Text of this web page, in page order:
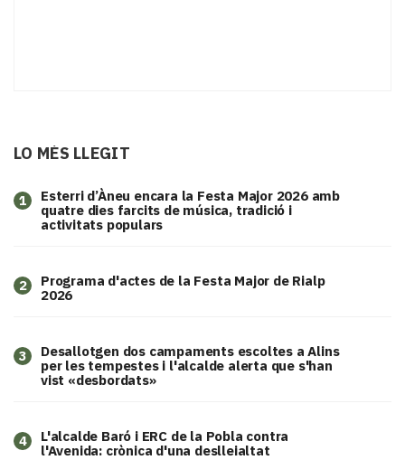
LO MÉS LLEGIT
1
Esterri d’Àneu encara la Festa Major 2026 amb
quatre dies farcits de música, tradició i
activitats populars
2
Programa d'actes de la Festa Major de Rialp
2026
3
​Desallotgen dos campaments escoltes a Alins
per les tempestes i l'alcalde alerta que s'han
vist «desbordats»
4
L'alcalde Baró i ERC de la Pobla contra
l'Avenida: crònica d'una deslleialtat